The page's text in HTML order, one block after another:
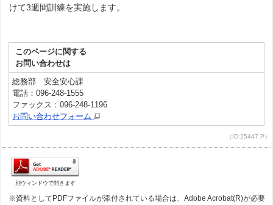
けて3週間訓練を実施します。
このページに関する
お問い合わせは
総務部 安全安心課
電話：096-248-1555
ファックス：096-248-1196
お問い合わせフォーム
（ID:25447 P）
別ウィンドウで開きます
※資料としてPDFファイルが添付されている場合は、Adobe Acrobat(R)が必要